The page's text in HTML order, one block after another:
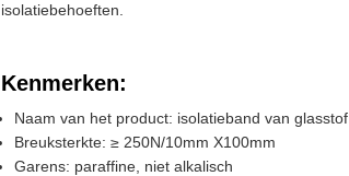
isolatiebehoeften.
Kenmerken:
Naam van het product: isolatieband van glasstof
Breuksterkte: ≥ 250N/10mm X100mm
Garens: paraffine, niet alkalisch